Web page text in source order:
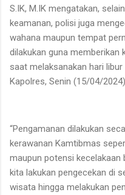
S.IK, M.IK mengatakan,
keamanan, polisi juga
wahana maupun tempat
dilakukan guna memberikan
saat melaksanakan hari libur
Kapolres, Senin (15/04/
“Pengamanan dilakukan
kerawanan Kamtibmas
maupun potensi kecelakaan
kita lakukan pengecekan di
wisata hingga melakukan